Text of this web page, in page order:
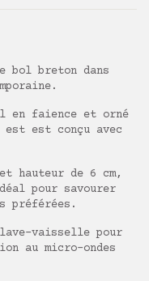
bol breton dans
en faience et orné
est conçu avec
hauteur de 6 cm,
pour savourer
préférées.
vaisselle pour
au micro-ondes